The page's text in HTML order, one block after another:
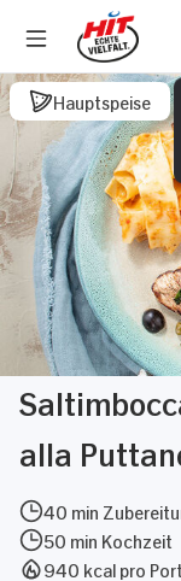
Hauptspeise
alla
40 min
50 min Kochzeit
940 kcal pro